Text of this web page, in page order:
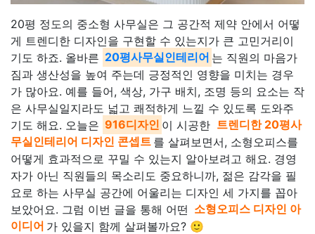
20평 정도의 중소형 사무실은 그 공간적 제약 안에서 어떻
게 트렌디한 디자인을 구현할 수 있는지가 큰 고민거리이
기도 하죠. 올바른 20평사무실인테리어 는 직원의 마음가
짐과 생산성을 높여 주는데 긍정적인 영향을 미치는 경우
가 많아요. 예를 들어, 색상, 가구 배치, 조명 등의 요소는 작
은 사무실일지라도 넓고 쾌적하게 느낄 수 있도록 도와주
기도 해요. 오늘은 916디자인 이 시공한 트렌디한 20평사
무실인테리어 디자인 콘셉트 를 살펴보면서, 소형오피스를
어떻게 효과적으로 꾸밀 수 있는지 알아보려고 해요. 경영
자가 아닌 직원들의 목소리도 중요하니까, 젊은 감각을 필
요로 하는 사무실 공간에 어울리는 디자인 세 가지를 꼽아
보았어요. 그럼 이번 글을 통해 어떤 소형오피스 디자인 아
이디어 가 있을지 함께 살펴볼까요? 🙂